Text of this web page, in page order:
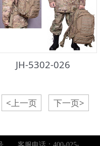
JH-5302-026
<上一页 下一页>